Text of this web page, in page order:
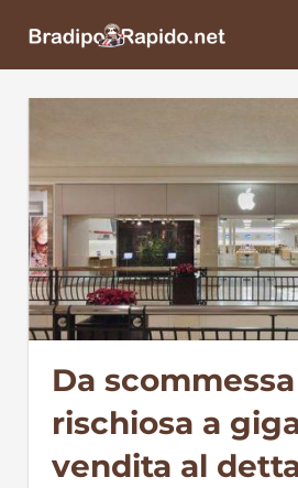
Da scommessa
rischiosa a
vendita al